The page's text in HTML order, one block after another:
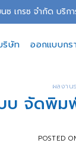
ซ เกรซ จำกัด บริ
ริษัท ออกแบบกร
ผลงาน
บ จัดพิม
POSTED